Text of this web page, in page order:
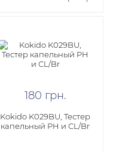
180 грн.
Kokido K029BU, Тестер
капельный PH и CL/Br